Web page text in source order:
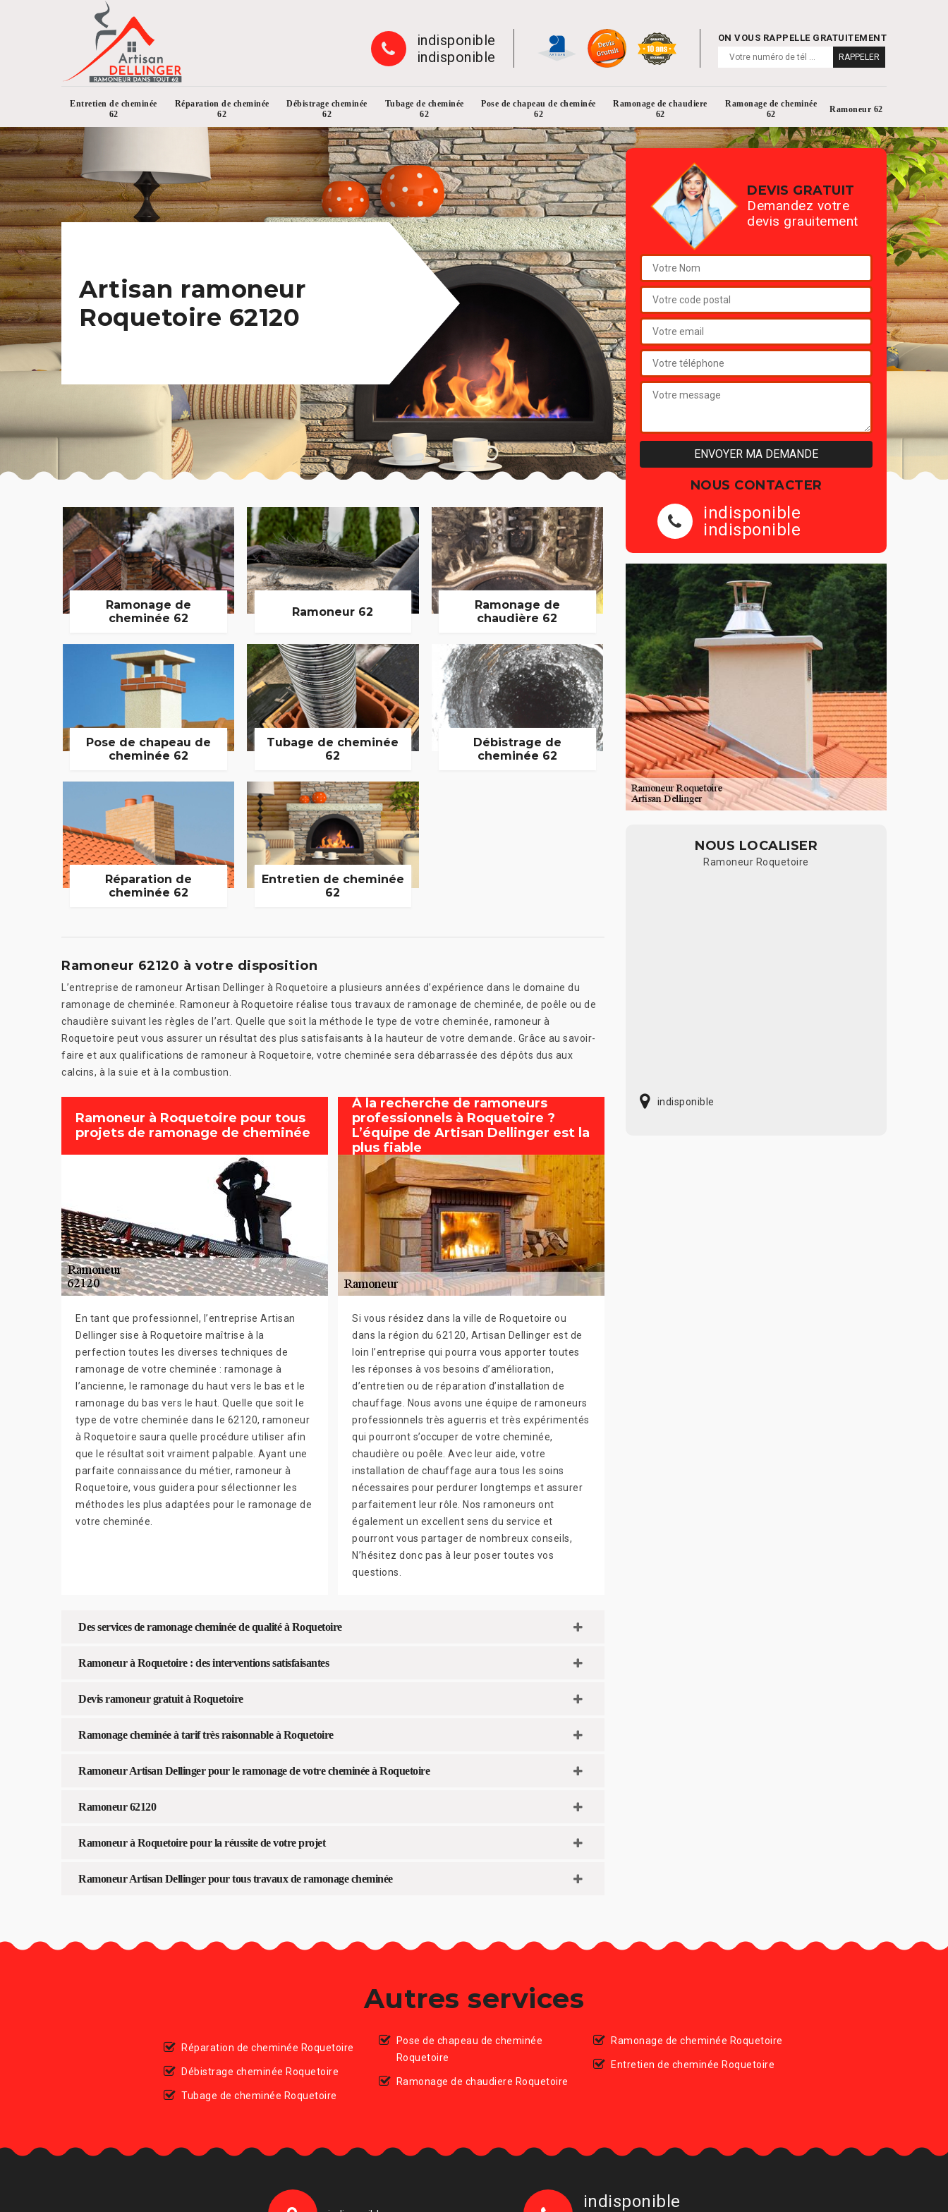
indisponible
indisponible
ON VOUS RAPPELLE GRATUITEMENT
Entretien de cheminée
62
Réparation de cheminée
62
Débistrage cheminée
62
Tubage de cheminée
62
Pose de chapeau de cheminée
62
Ramonage de chaudiere
62
Ramonage de cheminée
62
Ramoneur 62
Artisan ramoneur
Roquetoire 62120
Ramonage de
cheminée 62
Ramoneur 62
Ramonage de
chaudière 62
Pose de chapeau de
cheminée 62
Tubage de cheminée
62
Débistrage de
cheminée 62
Réparation de
cheminée 62
Entretien de cheminée
62
Ramoneur 62120 à votre disposition
L’entreprise de ramoneur Artisan Dellinger à Roquetoire a plusieurs années d’expérience dans le domaine du
ramonage de cheminée. Ramoneur à Roquetoire réalise tous travaux de ramonage de cheminée, de poêle ou de
chaudière suivant les règles de l’art. Quelle que soit la méthode le type de votre cheminée, ramoneur à
Roquetoire peut vous assurer un résultat des plus satisfaisants à la hauteur de votre demande. Grâce au savoir-
faire et aux qualifications de ramoneur à Roquetoire, votre cheminée sera débarrassée des dépôts dus aux
calcins, à la suie et à la combustion.
Ramoneur à Roquetoire pour tous
projets de ramonage de cheminée
En tant que professionnel, l’entreprise Artisan
Dellinger sise à Roquetoire maîtrise à la
perfection toutes les diverses techniques de
ramonage de votre cheminée : ramonage à
l’ancienne, le ramonage du haut vers le bas et le
ramonage du bas vers le haut. Quelle que soit le
type de votre cheminée dans le 62120, ramoneur
à Roquetoire saura quelle procédure utiliser afin
que le résultat soit vraiment palpable. Ayant une
parfaite connaissance du métier, ramoneur à
Roquetoire, vous guidera pour sélectionner les
méthodes les plus adaptées pour le ramonage de
votre cheminée.
À la recherche de ramoneurs
professionnels à Roquetoire ?
L’équipe de Artisan Dellinger est la
plus fiable
Si vous résidez dans la ville de Roquetoire ou
dans la région du 62120, Artisan Dellinger est de
loin l’entreprise qui pourra vous apporter toutes
les réponses à vos besoins d’amélioration,
d’entretien ou de réparation d’installation de
chauffage. Nous avons une équipe de ramoneurs
professionnels très aguerris et très expérimentés
qui pourront s’occuper de votre cheminée,
chaudière ou poêle. Avec leur aide, votre
installation de chauffage aura tous les soins
nécessaires pour perdurer longtemps et assurer
parfaitement leur rôle. Nos ramoneurs ont
également un excellent sens du service et
pourront vous partager de nombreux conseils,
N’hésitez donc pas à leur poser toutes vos
questions.
Des services de ramonage cheminée de qualité à Roquetoire
Ramoneur à Roquetoire : des interventions satisfaisantes
Devis ramoneur gratuit à Roquetoire
Ramonage cheminée à tarif très raisonnable à Roquetoire
Ramoneur Artisan Dellinger pour le ramonage de votre cheminée à Roquetoire
Ramoneur 62120
Ramoneur à Roquetoire pour la réussite de votre projet
Ramoneur Artisan Dellinger pour tous travaux de ramonage cheminée
DEVIS GRATUIT
Demandez votre
devis grauitement
NOUS CONTACTER
indisponible
indisponible
NOUS LOCALISER
Ramoneur Roquetoire
indisponible
Autres services
Réparation de cheminée Roquetoire
Débistrage cheminée Roquetoire
Tubage de cheminée Roquetoire
Pose de chapeau de cheminée
Roquetoire
Ramonage de chaudiere Roquetoire
Ramonage de cheminée Roquetoire
Entretien de cheminée Roquetoire
indisponible